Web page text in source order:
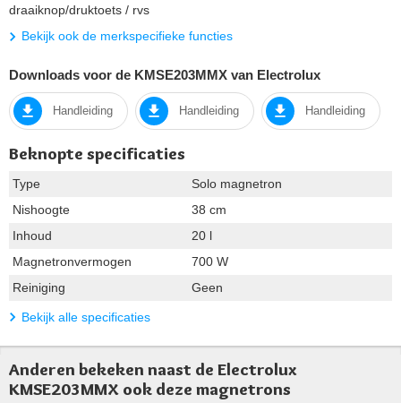
draaiknop/druktoets / rvs
Bekijk ook de merkspecifieke functies
Downloads voor de KMSE203MMX van Electrolux
Handleiding Handleiding Handleiding
Beknopte specificaties
Type
Solo magnetron
Nishoogte
38 cm
Inhoud
20 l
Magnetronvermogen
700 W
Reiniging
Geen
Bekijk alle specificaties
Anderen bekeken naast de Electrolux
KMSE203MMX ook deze magnetrons